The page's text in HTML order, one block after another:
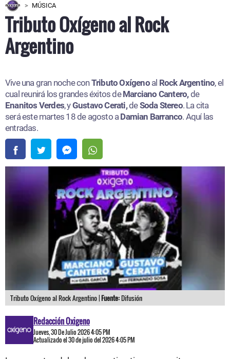
MÚSICA
Tributo Oxígeno al Rock
Argentino
Vive una gran noche con Tributo Oxígeno al Rock Argentino
, el
cual reunirá los grandes éxitos deMarciano Cantero,de
Enanitos Verdes, yGustavo Cerati,deSoda Stereo. La cita
será este martes 18 de agosto aDamian Barranco. Aquí las
entradas.​
Tributo Oxígeno al Rock Argentino |Fuente:Difusión
Redacción Oxigeno
Jueves, 30 De Julio 2026 4:05 PM
Actualizado el 30 de julio del 2026 4:05 PM
Los amantes del rock argentino tienen una cita